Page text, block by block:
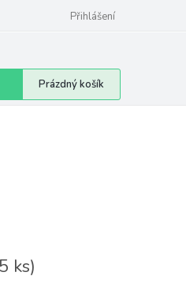
Přihlášení
Nákupní
košík
Prázdný košík
ks)